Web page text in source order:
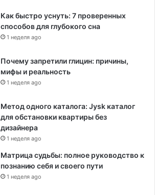
Как быстро уснуть: 7 проверенных
способов для глубокого сна
1 неделя ago
Почему запретили глицин: причины,
мифы и реальность
1 неделя ago
Метод одного каталога: Jysk каталог
для обстановки квартиры без
дизайнера
1 неделя ago
Матрица судьбы: полное руководство к
познанию себя и своего пути
1 неделя ago